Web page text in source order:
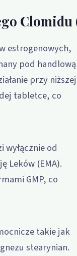
Clomidu
estrogenowych,
pod handlową
przy niższej
tabletce, co
od
Leków (EMA).
GMP, co
takie jak
stearynian.